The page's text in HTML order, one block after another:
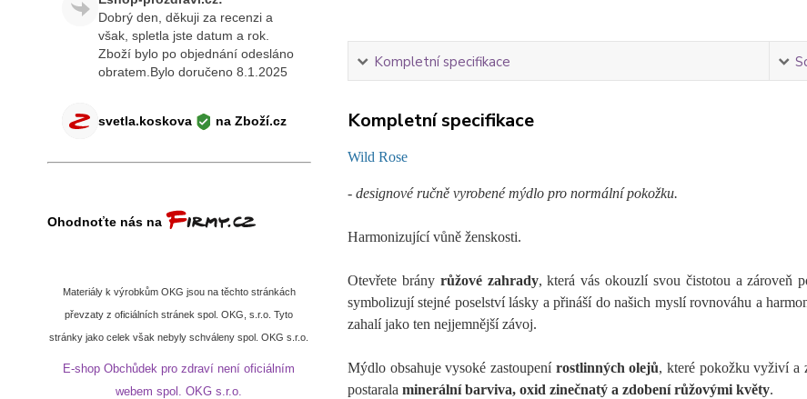
Materiály k výrobkům OKG jsou na těchto stránkách
převzaty z oficiálních stránek spol. OKG, s.r.o. Tyto
stránky jako celek však nebyly schváleny spol. OKG s.r.o.
E-shop Obchůdek pro zdraví není oficiálním
webem spol. OKG s.r.o.
Kompletní specifikace
Kompletní specifikace
Wild Rose
- designové ručně vyrobené mýdlo pro normální pokožku.
Harmonizující vůně ženskosti.
Otevřete brány růžové zahrady, která vás okouzlí svou čistotou a zároveň
symbolizují stejné poselství lásky a přináší do našich myslí rovnováhu a
zahalí jako ten nejjemnější závoj.
Mýdlo obsahuje vysoké zastoupení rostlinných olejů, které pokožku vyživí a
postarala minerální barviva, oxid zinečnatý a zdobení růžovými květy.